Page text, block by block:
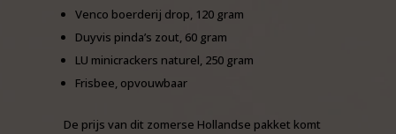
Venco boerderij drop, 120 gram
Duyvis pinda’s zout, 60 gram
LU minicrackers naturel, 250 gram
Frisbee, opvouwbaar
De prijs van dit zomerse Hollandse pakket komt